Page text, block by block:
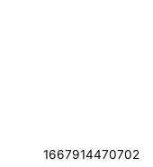
1667914470702